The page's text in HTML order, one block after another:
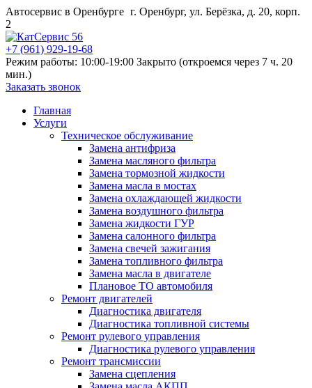
Автосервис в Оренбурге г. Оренбург, ул. Берёзка, д. 20, корп.
2
+7 (961) 929-19-68
Режим работы: 10:00-19:00 Закрыто (откроемся через 7 ч. 20
мин.)
Заказать звонок
Главная
Услуги
Техническое обслуживание
Замена антифриза
Замена масляного фильтра
Замена тормозной жидкости
Замена масла в мостах
Замена охлаждающей жидкости
Замена воздушного фильтра
Замена жидкости ГУР
Замена салонного фильтра
Замена свечей зажигания
Замена топливного фильтра
Замена масла в двигателе
Плановое ТО автомобиля
Ремонт двигателей
Диагностика двигателя
Диагностика топливной системы
Ремонт рулевого управления
Диагностика рулевого управления
Ремонт трансмиссии
Замена сцепления